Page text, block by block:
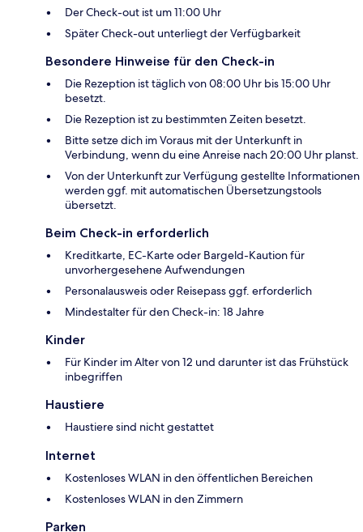
Der Check-out ist um 11:00 Uhr
Später Check-out unterliegt der Verfügbarkeit
Besondere Hinweise für den Check-in
Die Rezeption ist täglich von 08:00 Uhr bis 15:00 Uhr
besetzt.
Die Rezeption ist zu bestimmten Zeiten besetzt.
Bitte setze dich im Voraus mit der Unterkunft in
Verbindung, wenn du eine Anreise nach 20:00 Uhr planst.
Von der Unterkunft zur Verfügung gestellte Informationen
werden ggf. mit automatischen Übersetzungstools
übersetzt.
Beim Check-in erforderlich
Kreditkarte, EC-Karte oder Bargeld-Kaution für
unvorhergesehene Aufwendungen
Personalausweis oder Reisepass ggf. erforderlich
Mindestalter für den Check-in: 18 Jahre
Kinder
Für Kinder im Alter von 12 und darunter ist das Frühstück
inbegriffen
Haustiere
Haustiere sind nicht gestattet
Internet
Kostenloses WLAN in den öffentlichen Bereichen
Kostenloses WLAN in den Zimmern
Parken